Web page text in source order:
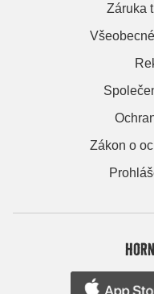
Záruka
Zákon o